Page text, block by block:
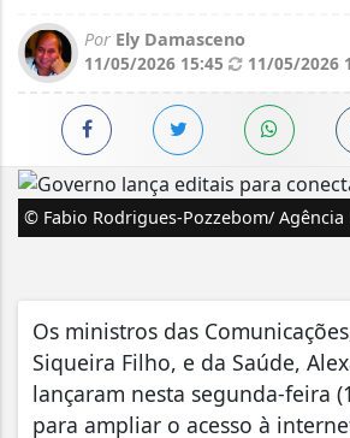
Por Ely Damasceno
11/05/2026 15:45
11/05/2026
© Fabio Rodrigues-Pozzebom/ Agência
Os ministros das
Siqueira Filho, e da Saúde,
lançaram nesta segunda-feira
para ampliar o acesso à